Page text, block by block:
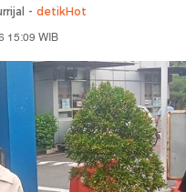
- detikHot
15:09 WIB